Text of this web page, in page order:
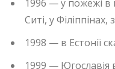
1996 — у пожежі в
Ситі, у
1998 — в Естонії
1999 — Югославія